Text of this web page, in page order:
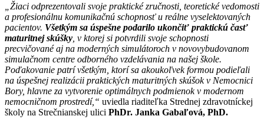
„Žiaci odprezentovali svoje praktické zručnosti, teoretické vedomosti
a profesionálnu komunikačnú schopnosť u reálne vyselektovaných
pacientov. Všetkým sa úspešne podarilo ukončiť praktickú časť
maturitnej skúšky , v ktorej si potvrdili svoje schopnosti
precvičované aj na moderných simulátoroch v novovybudovanom
simulačnom centre odborného vzdelávania na našej škole.
Poďakovanie patrí všetkým, ktorí sa akoukoľvek formou podieľali
na úspešnej realizácii praktických maturitných skúšok v Nemocnici
Bory, hlavne za vytvorenie optimálnych podmienok v modernom
nemocničnom prostredí,“ uviedla riaditeľka Strednej zdravotníckej
školy na Strečnianskej ulici PhDr. Janka Gabaľová, PhD.